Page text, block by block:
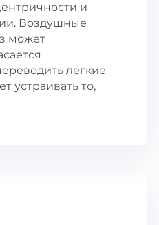
и
Воздушные
может
легкие
устраивать то,